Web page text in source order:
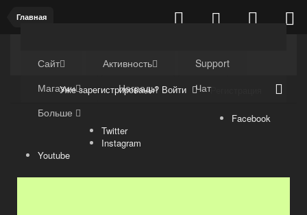
Главная
Сайт Активность
Support
Магазин
Награды
Чат
Больше
Уже зарегистрированы? Войти Регистрация
Facebook
Twitter
Instagram
Youtube